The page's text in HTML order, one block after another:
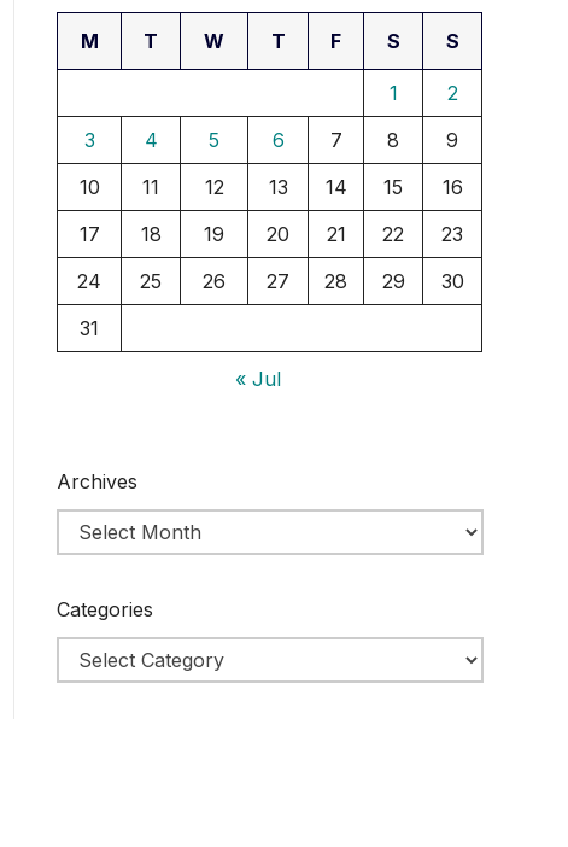
M T W T F S S
1
2
3
4 5 6 7 8
9
10
11 12 13 14 15
16
17
18 19 20 21 22
23
24
25 26 27 28 29
30
31
« Jul
Archives
Categories